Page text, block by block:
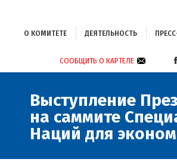
О КОМИТЕТЕ ДЕЯТЕЛЬНОСТЬ
СООБЩИТЬ О КАРТЕЛЕ
В
Выступление
на саммите
Наций для